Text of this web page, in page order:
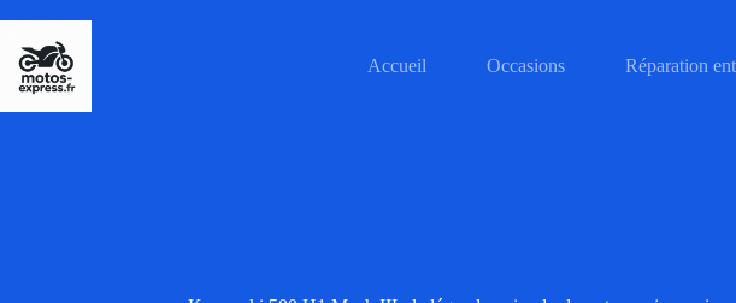
contenu
Accueil Occasions Réparation